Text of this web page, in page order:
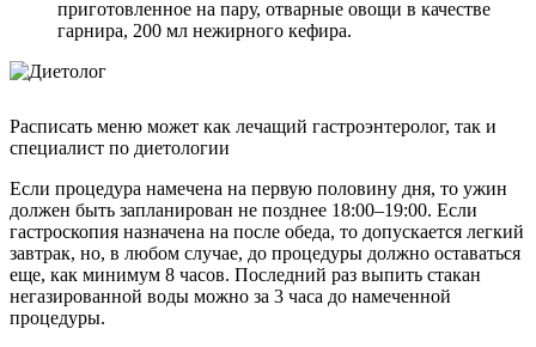
приготовленное на пару, отварные овощи в качестве
гарнира, 200 мл нежирного кефира.
Расписать меню может как лечащий гастроэнтеролог, так и
специалист по диетологии
Если процедура намечена на первую половину дня, то ужин
должен быть запланирован не позднее 18:00–19:00. Если
гастроскопия назначена на после обеда, то допускается легкий
завтрак, но, в любом случае, до процедуры должно оставаться
еще, как минимум 8 часов. Последний раз выпить стакан
негазированной воды можно за 3 часа до намеченной
процедуры.